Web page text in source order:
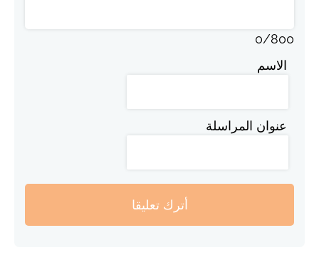
0/800
الاسم
عنوان المراسلة
أترك تعليقا